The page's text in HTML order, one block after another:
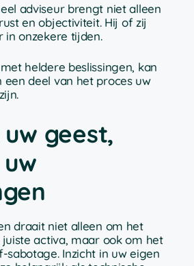
adviseur brengt niet alleen
en objectiviteit. Hij of zij
in onzekere tijden.
heldere beslissingen, kan
een deel van het proces uw
geest,
draait niet alleen om het
activa, maar ook om het
sabotage. Inzicht in uw eigen